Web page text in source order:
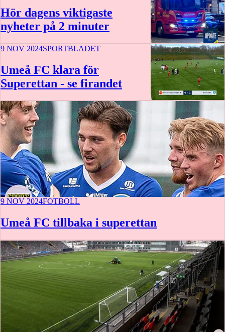
Hör dagens viktigaste
nyheter på 2 minuter
1:38
9 NOV 2024SPORTBLADET
Umeå FC klara för
Superettan - se firandet
9 NOV 2024FOTBOLL
Umeå FC tillbaka i superettan